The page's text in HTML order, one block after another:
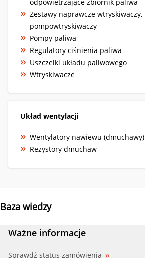
Zestawy naprawcze wtryskiwaczy,
pompowtryskiwaczy
Pompy paliwa
Regulatory ciśnienia paliwa
Uszczelki układu paliwowego
Wtryskiwacze
Układ wentylacji
Wentylatory nawiewu (dmuchawy)
Rezystory dmuchaw
Baza wiedzy
Ważne informacje
Sprawdź status zamówienia